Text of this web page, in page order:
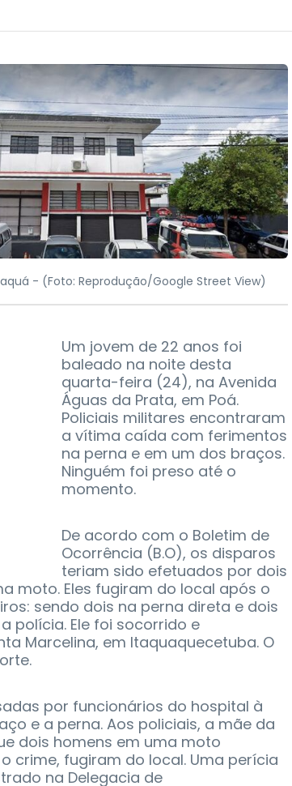
- (Foto: Reprodução/Google Street View)
Um jovem de 22 anos foi
baleado na noite desta
quarta-feira (24), na Avenida
Águas da Prata, em Poá.
Policiais militares encontraram
a vítima caída com ferimentos
na perna e em um dos braços.
Ninguém foi preso até o
momento.
De acordo com o Boletim de
Ocorrência (B.O), os disparos
teriam sido efetuados por dois
moto. Eles fugiram do local após o
sendo dois na perna direta e dois
polícia. Ele foi socorrido e
Marcelina, em Itaquaquecetuba. O
por funcionários do hospital à
e a perna. Aos policiais, a mãe da
dois homens em uma moto
crime, fugiram do local. Uma perícia
na Delegacia de